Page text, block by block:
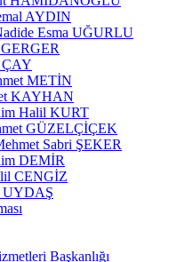
AYDIN
Esma UĞURLU
METİN
KAYHAN
Halil KURT
GÜZELÇİÇEK
Sabri ŞEKER
DEMİR
CENGİZ
UYDAŞ
Başkanlığı